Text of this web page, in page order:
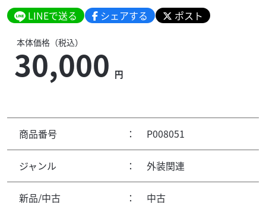
LINEで送る シェアする ポスト
本体価格（税込）
30,000 円
商品番号 ： P008051
ジャンル ： 外装関連
新品/中古 ： 中古